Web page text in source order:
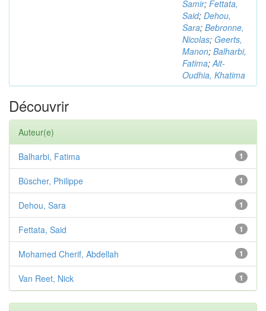
Samir; Fettata,
Said; Dehou,
Sara; Bebronne,
Nicolas; Geerts,
Manon; Balharbi,
Fatima;Ait-
Oudhia, Khatima
Découvrir
Auteur(e)
1
Balharbi, Fatima
1
Büscher, Philippe
1
Dehou, Sara
1
Fettata, Said
1
Mohamed Cherif, Abdellah
1
Van Reet, Nick